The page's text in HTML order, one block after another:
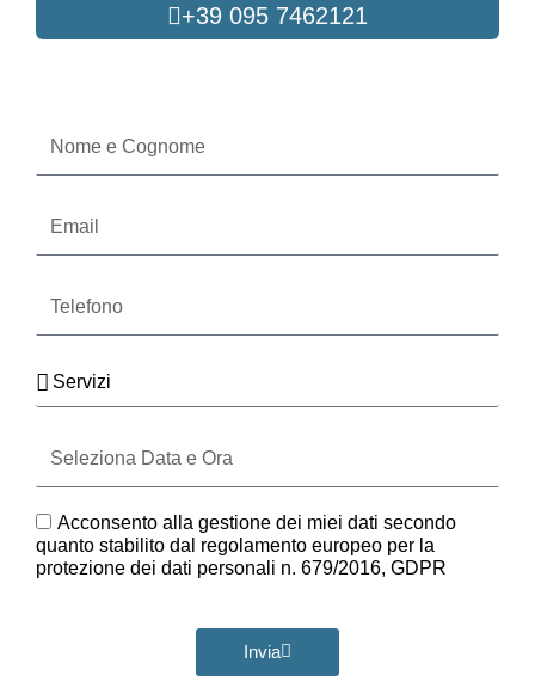
+39 095 7462121
Cognome
Servizi
Data
e
GDPR
Acconsento alla gestione dei miei dati secondo
quanto stabilito dal regolamento europeo per la
protezione dei dati personali n. 679/2016, GDPR
Invia